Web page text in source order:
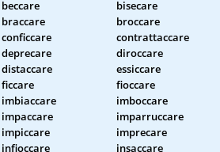
beccare
bisecare
braccare
broccare
conficcare
contrattaccare
deprecare
diroccare
distaccare
essiccare
ficcare
fioccare
imbiaccare
imboccare
impaccare
imparruccare
impiccare
imprecare
infioccare
insaccare